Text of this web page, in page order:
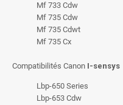
Mf 733 Cdw
Mf 735 Cdw
Mf 735 Cdwt
Mf 735 Cx
Compatibilités Canon I-sensys
Lbp-650 Series
Lbp-653 Cdw